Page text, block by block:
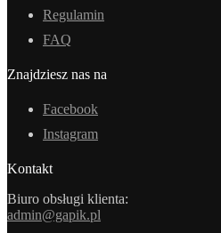
Regulamin
FAQ
Znajdziesz nas na
Facebook
Instagram
Kontakt
Biuro obsługi klienta:
admin@gapik.pl